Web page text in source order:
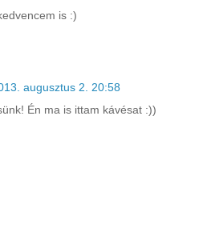
is :)
augusztus 2. 20:58
Én ma is ittam kávésat :))